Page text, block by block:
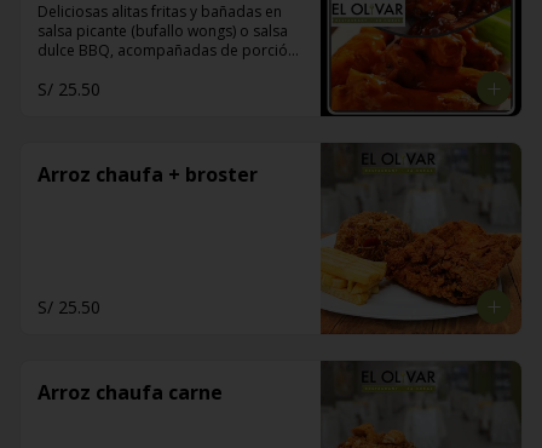
Deliciosas alitas fritas y bañadas en
salsa picante (bufallo wongs) o salsa
dulce BBQ, acompañadas de porción
S/ 25.50
Arroz chaufa + broster
S/ 25.50
Arroz chaufa carne